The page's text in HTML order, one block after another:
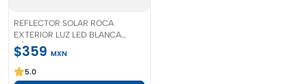
REFLECTOR SOLAR ROCA
EXTERIOR LUZ LED BLANCA
CÁLIDA
$359 MXN
5.0